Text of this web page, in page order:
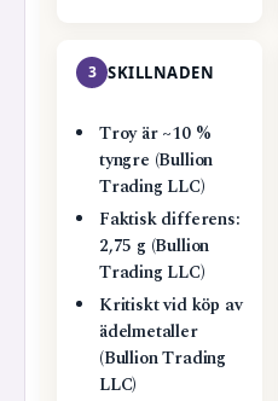
3 SKILLNADEN
Troy är ~10 %
tyngre (Bullion
Trading LLC)
Faktisk differens:
2,75 g (Bullion
Trading LLC)
Kritiskt vid köp av
ädelmetaller
(Bullion Trading
LLC)